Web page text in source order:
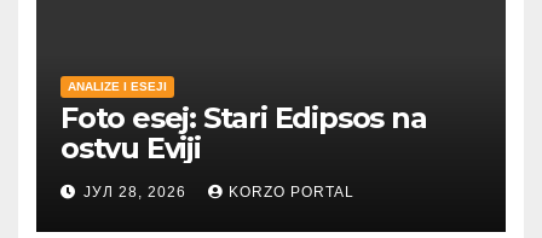
ANALIZE I ESEJI
Foto esej: Stari Edipsos na
ostvu Eviji
ЈУЛ 28, 2026 KORZO PORTAL